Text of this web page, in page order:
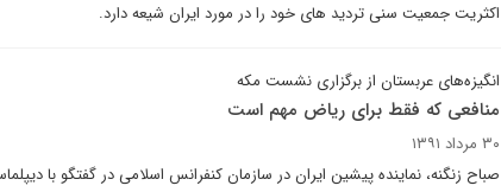
اکثریت جمعیت سنی تردید های خود را در مورد ایران شیعه دارد.
انگیزه‌های عربستان از برگزاری نشست مکه
منافعی که فقط برای ریاض مهم است
۳۰ مرداد ۱۳۹۱
صباح زنگنه، نماینده پیشین ایران در سازمان کنفرانس اسلامی در گفتگو با